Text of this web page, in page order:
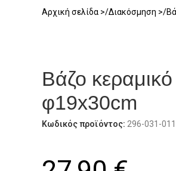
Αρχική σελίδα Διακόσμηση
Βάζο
φ19x30cm
Κωδικός προϊόντος: 296-031-